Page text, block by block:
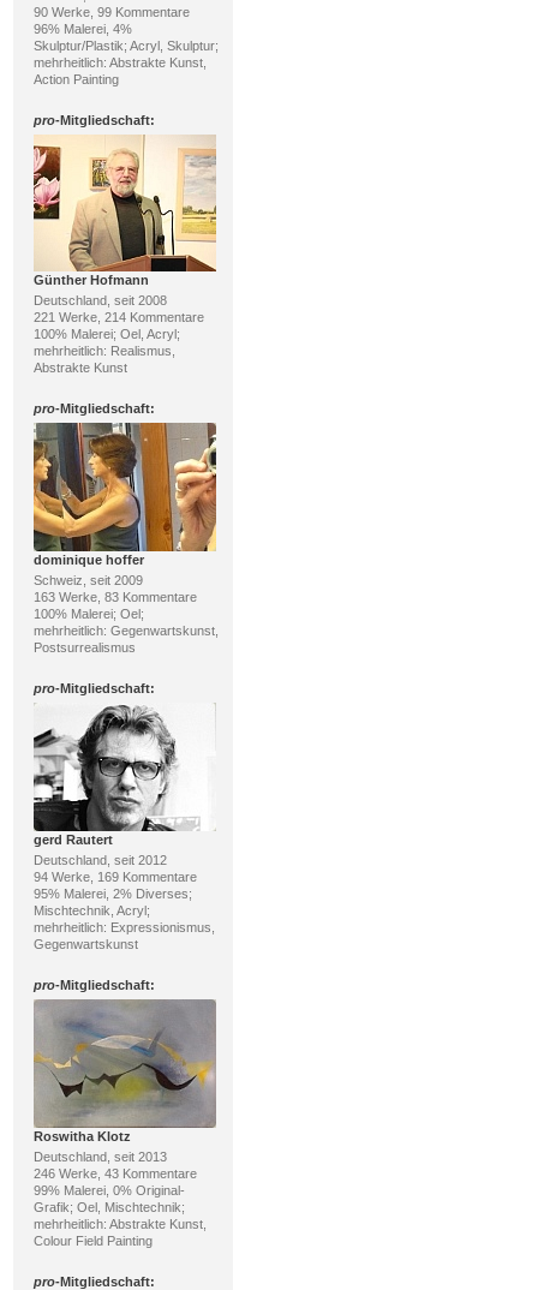
90 Werke, 99 Kommentare
96% Malerei, 4%
Skulptur/Plastik; Acryl, Skulptur;
mehrheitlich: Abstrakte Kunst,
Action Painting
pro-Mitgliedschaft:
Günther Hofmann
Deutschland, seit 2008
221 Werke, 214 Kommentare
100% Malerei; Oel, Acryl;
mehrheitlich: Realismus,
Abstrakte Kunst
pro-Mitgliedschaft:
dominique hoffer
Schweiz, seit 2009
163 Werke, 83 Kommentare
100% Malerei; Oel;
mehrheitlich: Gegenwartskunst,
Postsurrealismus
pro-Mitgliedschaft:
gerd Rautert
Deutschland, seit 2012
94 Werke, 169 Kommentare
95% Malerei, 2% Diverses;
Mischtechnik, Acryl;
mehrheitlich: Expressionismus,
Gegenwartskunst
pro-Mitgliedschaft:
Roswitha Klotz
Deutschland, seit 2013
246 Werke, 43 Kommentare
99% Malerei, 0% Original-
Grafik; Oel, Mischtechnik;
mehrheitlich: Abstrakte Kunst,
Colour Field Painting
pro-Mitgliedschaft: